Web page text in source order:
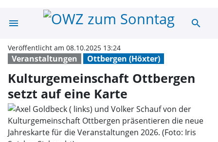
menu search
Veranstaltungen Ottbergen (Höxter)
Veröffentlicht am 08.10.2025 13:24
Kulturgemeinschaft Ottbergen
setzt auf eine Karte